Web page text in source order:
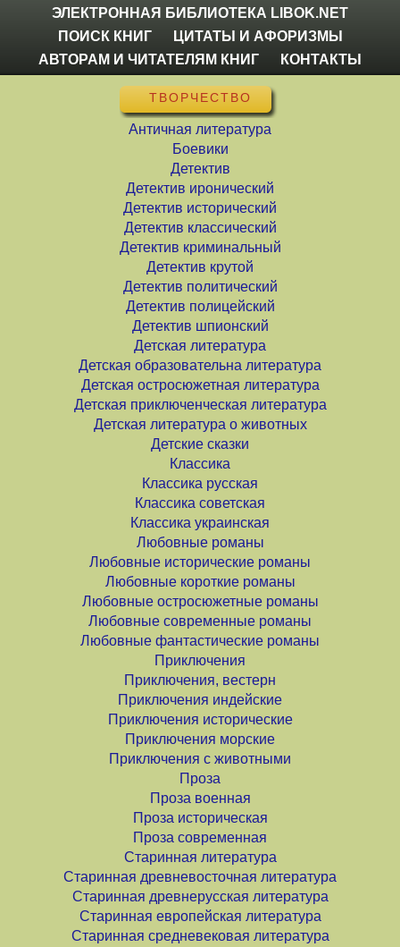
ЭЛЕКТРОННАЯ БИБЛИОТЕКА LIBOK.NET
ПОИСК КНИГ
ЦИТАТЫ И АФОРИЗМЫ
АВТОРАМ И ЧИТАТЕЛЯМ КНИГ
КОНТАКТЫ
ТВОРЧЕСТВО
Античная литература
Боевики
Детектив
Детектив иронический
Детектив исторический
Детектив классический
Детектив криминальный
Детектив крутой
Детектив политический
Детектив полицейский
Детектив шпионский
Детская литература
Детская образовательна литература
Детская остросюжетная литература
Детская приключенческая литература
Детская литература о животных
Детские сказки
Классика
Классика русская
Классика советская
Классика украинская
Любовные романы
Любовные исторические романы
Любовные короткие романы
Любовные остросюжетные романы
Любовные современные романы
Любовные фантастические романы
Приключения
Приключения, вестерн
Приключения индейские
Приключения исторические
Приключения морские
Приключения с животными
Проза
Проза военная
Проза историческая
Проза современная
Старинная литература
Старинная древневосточная литература
Старинная древнерусская литература
Старинная европейская литература
Старинная средневековая литература